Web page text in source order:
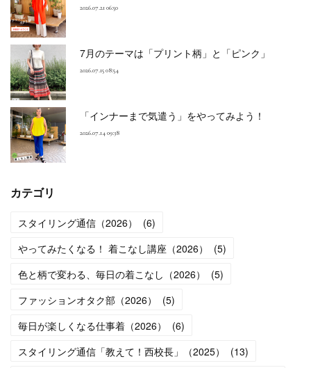
2026.07.21 06:50
7月のテーマは「プリント柄」と「ピンク」
2026.07.15 08:54
「インナーまで気遣う」をやってみよう！
2026.07.14 09:38
カテゴリ
スタイリング通信（2026） (6)
やってみたくなる！ 着こなし講座（2026）
(5)
色と柄で変わる、毎日の着こなし（2026）
(5)
ファッションオタク部（2026）
(5)
毎日が楽しくなる仕事着（2026）
(6)
スタイリング通信「教えて！西校長」（2025）
(13)